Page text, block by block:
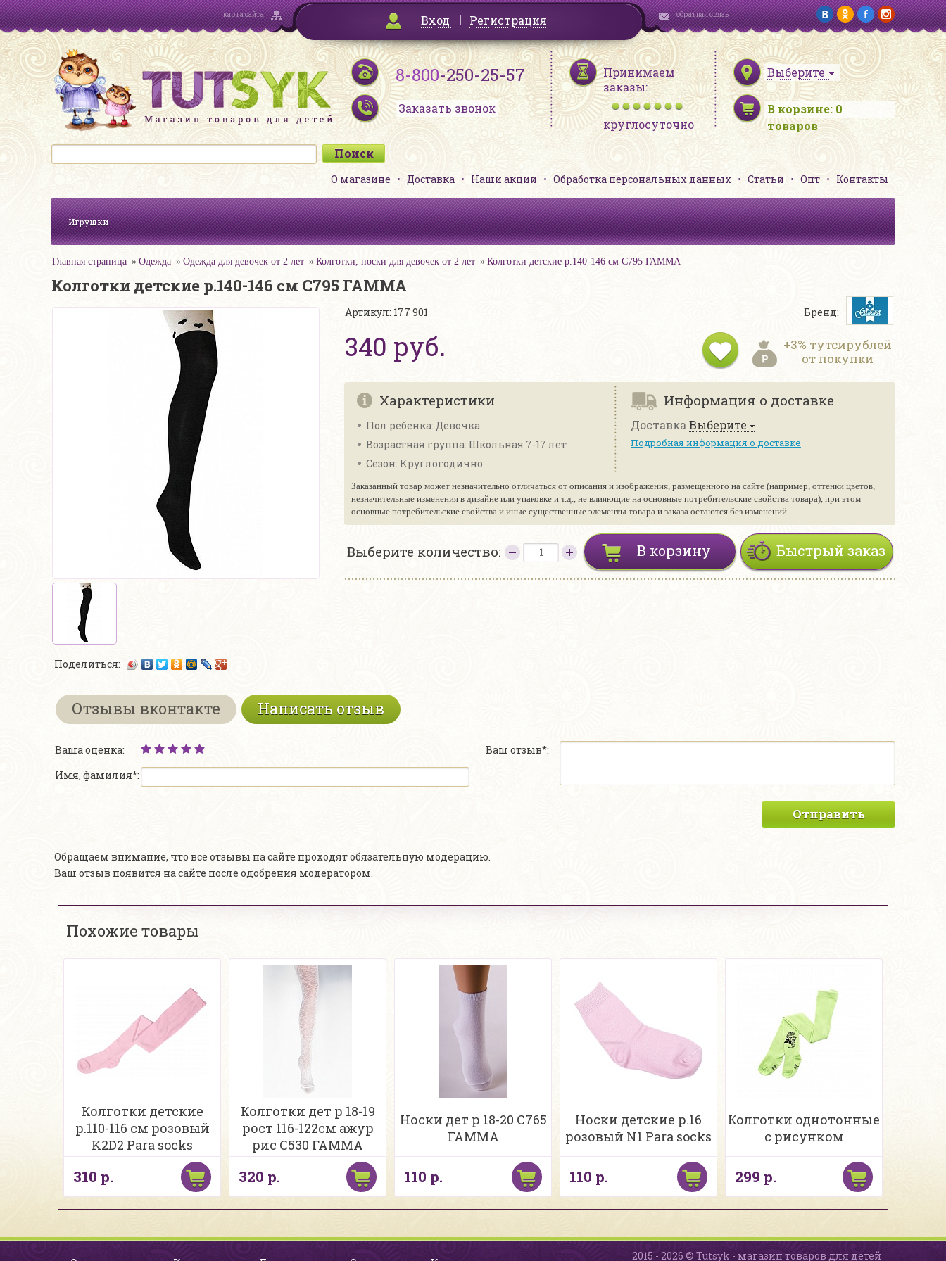
карта сайта Вход Регистрация обратная связь
8-800-250-25-57
Заказать звонок
Принимаем
заказы:
круглосуточно
Выберите
В корзине: 0
товаров
О магазине Доставка Наши акции Обработка персональных данных Статьи Опт Контакты
Игрушки
Главная страница Одежда Одежда для девочек от 2 лет Колготки, носки для девочек от 2 лет Колготки детские р.140-146 см С795 ГАММА
Колготки детские р.140-146 см С795 ГАММА
Поделиться:
Артикул: 177 901
340 руб.
Бренд:
+3% тутсирублей
от покупки
Характеристики
Пол ребенка: Девочка
Возрастная группа: Школьная 7-17 лет
Сезон: Круглогодично
Информация о доставке
Доставка Выберите
Подробная информация о доставке
Заказанный товар может незначительно отличаться от описания и изображения, размещенного на сайте (например, оттенки цветов,
незначительные изменения в дизайне или упаковке и т.д., не влияющие на основные потребительские свойства товара), при этом
основные потребительские свойства и иные существенные элементы товара и заказа остаются без изменений.
Выберите количество: Быстрый заказ
В корзину
Отзывы вконтакте Написать отзыв
Ваша оценка:
Имя, фамилия*:
Ваш отзыв*:
Отправить
Обращаем внимание, что все отзывы на сайте проходят обязательную модерацию.
Ваш отзыв появится на сайте после одобрения модератором.
Похожие товары
Колготки детские
р.110-116 см розовый
K2D2 Para socks
310 р.
Колготки дет р 18-19
рост 116-122см ажур
рис С530 ГАММА
320 р.
Носки дет р 18-20 С765
ГАММА
110 р.
Носки детские р.16
розовый N1 Para socks
110 р.
Колготки однотонные
с рисунком
299 р.
2015 - 2026 © Tutsyk - магазин товаров для детей